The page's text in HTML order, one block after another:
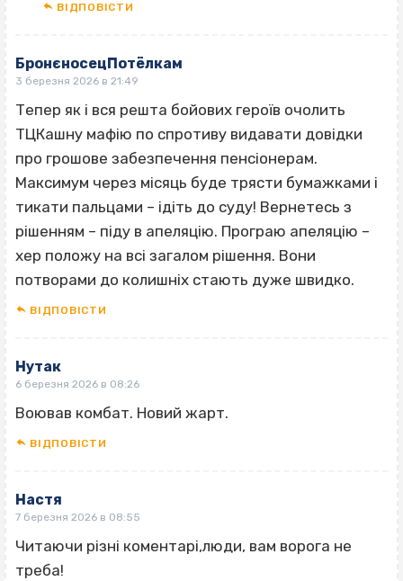
ВІДПОВІCТИ
БронєносецПотёлкам
3 березня 2026 в 21:49
Тепер як і вся решта бойових героїв очолить
ТЦКашну мафію по спротиву видавати довідки
про грошове забезпечення пенсіонерам.
Максимум через місяць буде трясти бумажками і
тикати пальцами – ідіть до суду! Вернетесь з
рішенням – піду в апеляцію. Програю апеляцію –
хер положу на всі загалом рішення. Вони
потворами до колишніх стають дуже швидко.
ВІДПОВІCТИ
Нутак
6 березня 2026 в 08:26
Воював комбат. Новий жарт.
ВІДПОВІCТИ
Настя
7 березня 2026 в 08:55
Читаючи різні коментарі,люди, вам ворога не
треба!